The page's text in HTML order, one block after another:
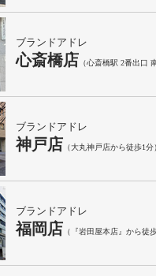
ブランドアドレ
心斎橋店 （心斎橋駅 2番出口
ブランドアドレ
神戸店 （大丸神戸店から徒歩1分）
ブランドアドレ
福岡店 （『岩田屋本店』から徒